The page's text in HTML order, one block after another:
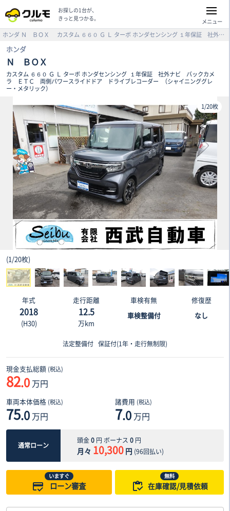
お探しの1台が、
きっと見つかる。
メニュー
ホンダ Ｎ ＢＯＸ カスタム ６６０ Ｇ Ｌ ターボ ホンダセンシング １年保証 社外ナビ バックカメラ ＥＴＣ 両側パワースライドドア ドライブレコーダー （シャイニンググレー・メタリック）
ホンダ
Ｎ ＢＯＸ
カスタム ６６０ Ｇ Ｌ ターボ ホンダセンシング １年保証 社外ナビ バックカメ
ラ ＥＴＣ 両側パワースライドドア ドライブレコーダー
（シャイニンググレ
ー・メタリック）
1/20枚
(1/20枚)
年式
2018
(H30)
走行距離
12.5
万km
車検有無
車検整備付
修復歴
なし
法定整備付 保証付(1年・走行無制限)
現金支払総額 (税込)
82.0 万円
車両本体価格 (税込)
75.0 万円
諸費用 (税込)
7.0 万円
通常ローン
頭金0円 ボーナス 0円
月々 10,300円 (96回払い)
いますぐ
ローン審査
無料
在庫確認/見積依頼